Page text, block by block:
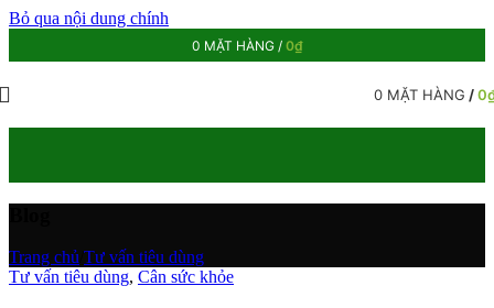
Bỏ qua nội dung chính
0 MẶT HÀNG / 0₫
0 MẶT HÀNG /0
Trang chủ Tư vấn tiêu dùng
Tư vấn tiêu dùng, Cân sức khỏe